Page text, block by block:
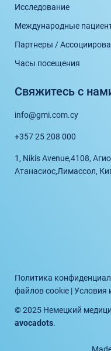
Исследование
Международные
Партнеры /
Часы посещения
Свяжитесь с
info@gmi.com.cy
+357 25 208 000
1, Nikis Avenue,4108,
Атанасиос,Лимассол,
Политика
файлов cookie|Условия
© 2025 Немецкий
avocadots.